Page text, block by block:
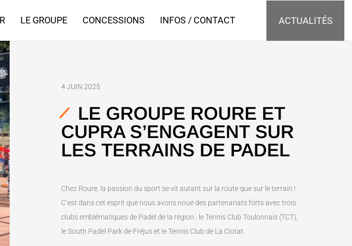
LE GROUPE CONCESSIONS INFOS / CONTACT ACTUALITÉS
4 JUIN 2025
LE GROUPE ROURE ET
CUPRA S’ENGAGENT SUR
LES TERRAINS DE PADEL
Chez Roure, la passion du sport se vit autant sur la route que sur le terrain !
C’est dans cet esprit que nous avons noué des partenariats forts avec trois
clubs emblématiques de Padel de la région : le Tennis Club Toulonnais (TCT),
le South Padel Park de Fréjus et le Tennis Club de La Ciotat.